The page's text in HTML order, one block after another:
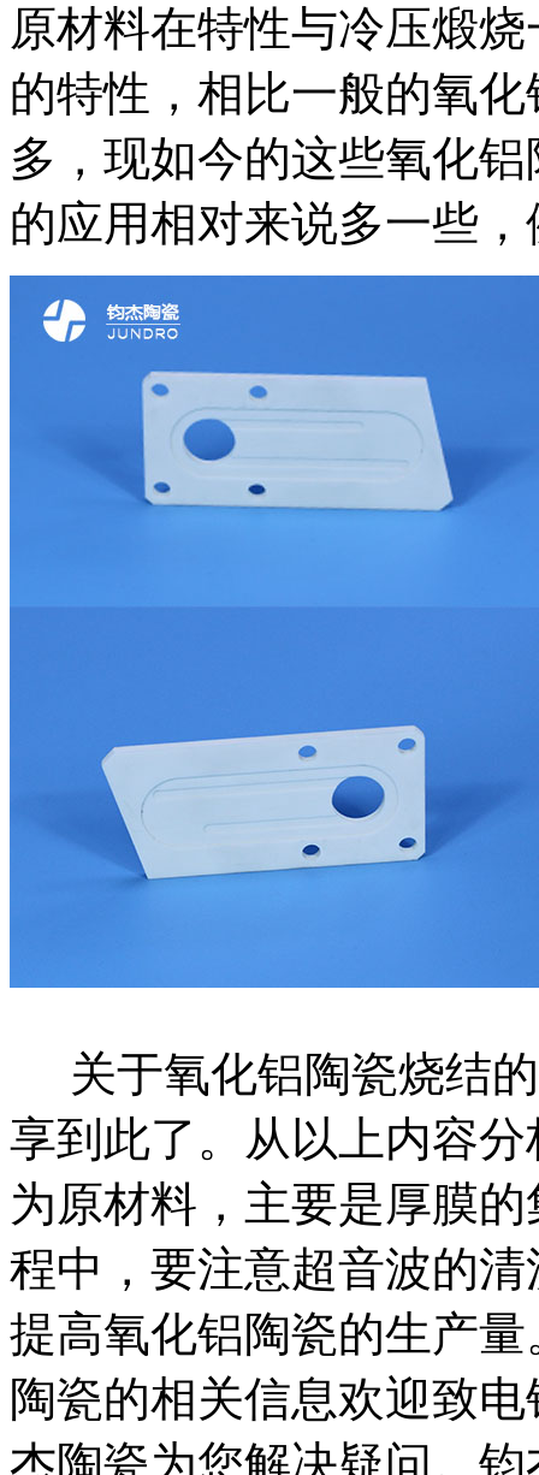
原材料在特性与冷压煅
的特性，相比一般的氧
多，现如今的这些氧化
的应用相对来说多一些
关于氧化铝陶瓷烧结
享到此了。从以上内容
为原材料，主要是厚膜
程中，要注意超音波的
提高氧化铝陶瓷的生产
陶瓷的相关信息欢迎致
杰陶瓷为您解决疑问。